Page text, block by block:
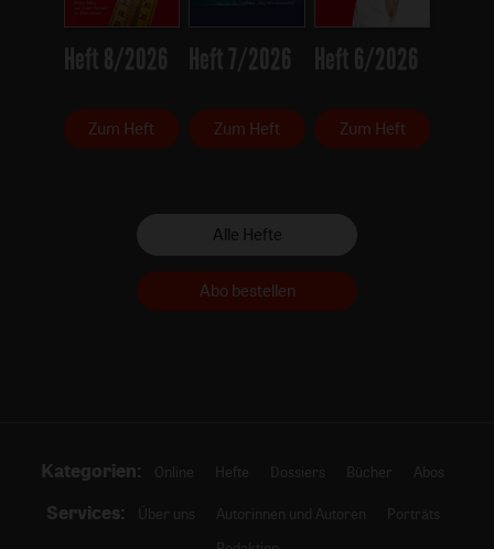
Heft 8/2026
Zum Heft
Heft 7/2026
Zum Heft
Heft 6/2026
Zum Heft
Alle Hefte
Abo bestellen
Kategorien: Online Hefte Dossiers Bücher Abos
Services: Über uns Autorinnen und Autoren
Porträts